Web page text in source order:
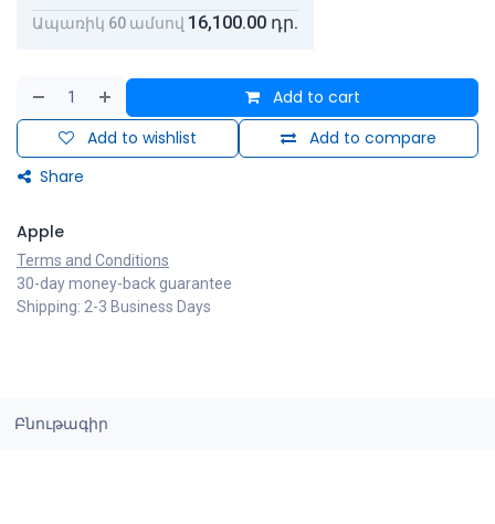
Ապառիկ 60 ամսով 16,100.00 դր.
Add to cart
Add to compare
Add to wishlist
Share
Apple
Terms and Conditions
30-day money-back guarantee
Shipping: 2-3 Business Days
Բնութագիր